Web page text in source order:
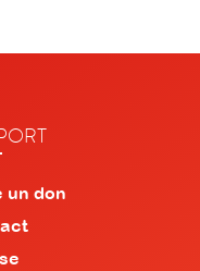
un don